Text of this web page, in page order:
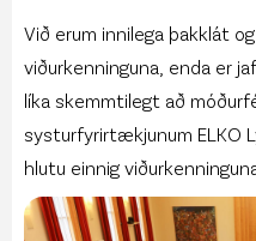
Við erum innilega þakklát
viðurkenninguna, enda er
líka skemmtilegt að
systurfyrirtækjunum ELKO
hlutu einnig